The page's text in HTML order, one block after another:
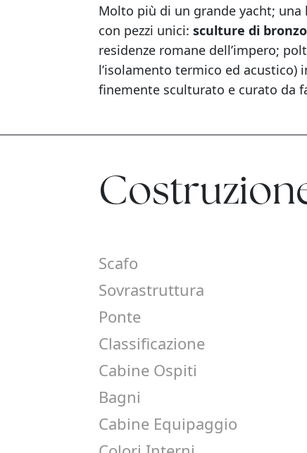
Molto più di un grande yacht;
con pezzi unici: sculture di
residenze romane dell’impero;
l’isolamento termico ed acustico)
finemente sculturato e curato da
Scafo
Sovrastruttura
Ponte
Classificazione
Cabine Ospiti
Bagni
Cabine Equipaggio